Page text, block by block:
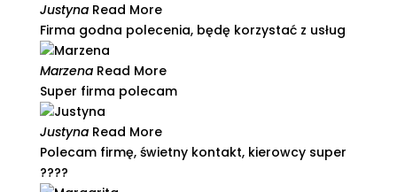
JustynaRead More
Firma godna polecenia, będę korzystać z usług​
MarzenaRead More
Super firma polecam
JustynaRead More
Polecam firmę, świetny kontakt, kierowcy super
????​